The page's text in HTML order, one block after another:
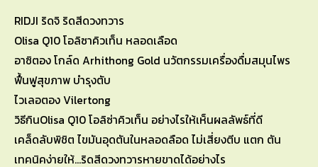
RIDJI ริดจิ ริดสีดวงทวาร
Olisa Q10 โอลิซาคิวเท็น หลอดเลือด
อาซิตอง โกล์ด Arhithong Gold นวัตกรรมเครื่องดื่มสมุนไพร
ฟื้นฟูสุขภาพ บำรุงตับ
ไวเลอตอง Vilertong
วิธีกินOlisa Q10 โอลิซ่าคิวเท็น อย่างไรให้เห็นผลลัพธ์ที่ดี
เคล็ดลับพิชิต ไขมันอุดตันในหลอดลือด ไม่เสี่ยงตีบ แตก ตัน
เทคนิคง่ายให้…ริดสีดวงทวารหายขาดได้อย่างไร